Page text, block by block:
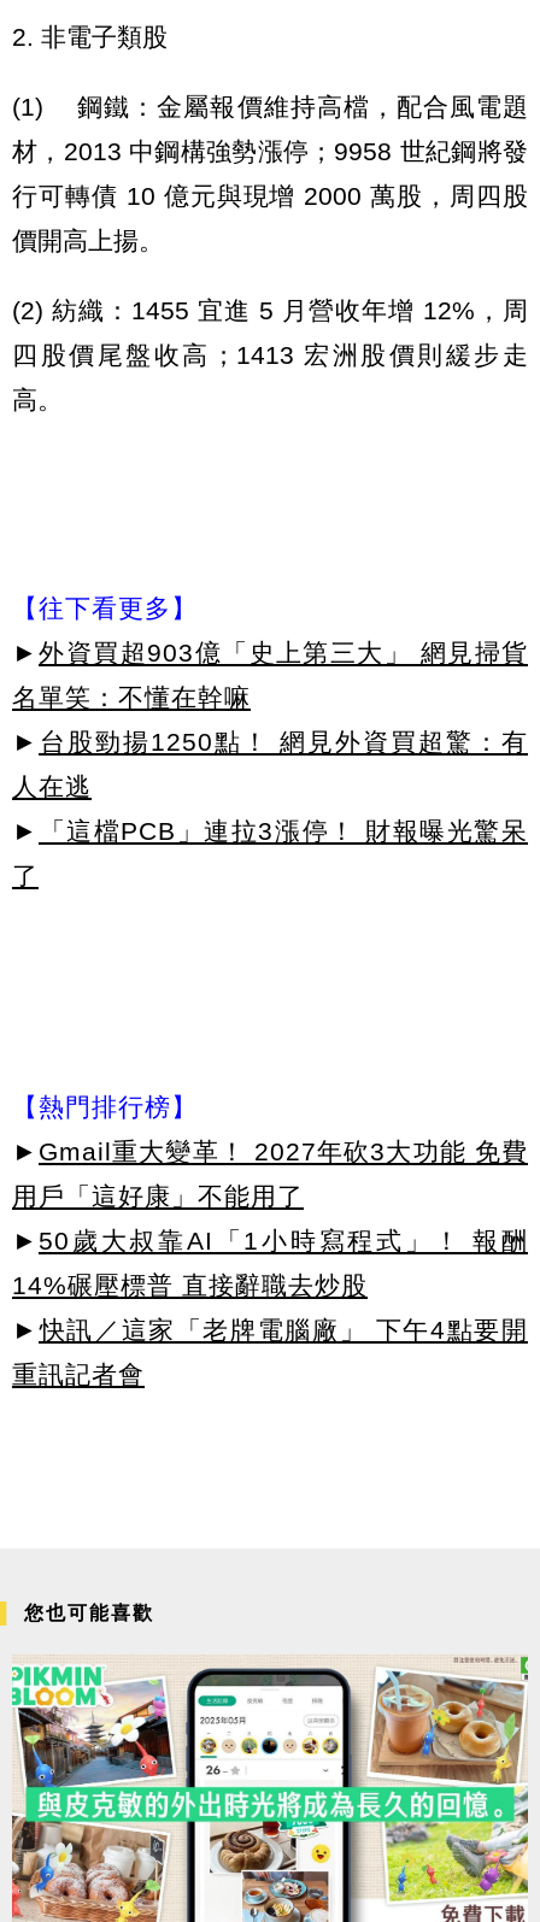
2. 非電子類股
(1) 鋼鐵：金屬報價維持高檔，配合風電題
材，2013 中鋼構強勢漲停；9958 世紀鋼將發
行可轉債 10 億元與現增 2000 萬股，周四股
價開高上揚。
(2) 紡織：1455 宜進 5 月營收年增 12%，周
四股價尾盤收高；1413 宏洲股價則緩步走
高。
【往下看更多】
► 外資買超903億「史上第三大」 網見掃貨
名單笑：不懂在幹嘛
► 台股勁揚1250點！ 網見外資買超驚：有
人在逃
►
「這檔PCB」連拉3漲停！ 財報曝光驚呆
了
【熱門排行榜】
► Gmail重大變革！ 2027年砍3大功能 免費
用戶「這好康」不能用了
► 50歲大叔靠AI「1小時寫程式」！ 報酬
14%碾壓標普 直接辭職去炒股
► 快訊／這家「老牌電腦廠」 下午4點要開
重訊記者會
您也可能喜歡